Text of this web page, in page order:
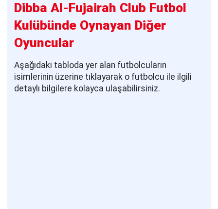
Dibba Al-Fujairah Club Futbol
Kulübünde Oynayan Diğer
Oyuncular
Aşağıdaki tabloda yer alan futbolcuların
isimlerinin üzerine tıklayarak o futbolcu ile ilgili
detaylı bilgilere kolayca ulaşabilirsiniz.